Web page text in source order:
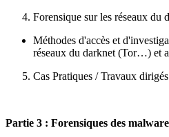
Forensique sur les réseaux du
Méthodes d'accès et
réseaux du darknet (Tor…) et
Cas Pratiques / Travaux
Partie 3 : Forensiques des